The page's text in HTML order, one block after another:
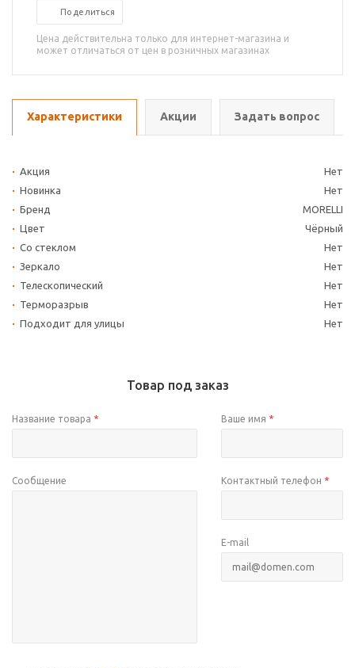
Поделиться
Цена действительна только для интернет-магазина и
может отличаться от цен в розничных магазинах
Характеристики Акции Задать вопрос
Акция
Нет
Новинка
Нет
Бренд
MORELLI
Цвет
Чёрный
Со стеклом
Нет
Зеркало
Нет
Телескопический
Нет
Терморазрыв
Нет
Подходит для улицы
Нет
Товар под заказ
Название товара *
Сообщение
Ваше имя *
Контактный телефон *
E-mail